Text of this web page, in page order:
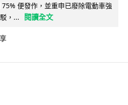
便發作，並重申已廢除電動車強
，...
閱讀全文